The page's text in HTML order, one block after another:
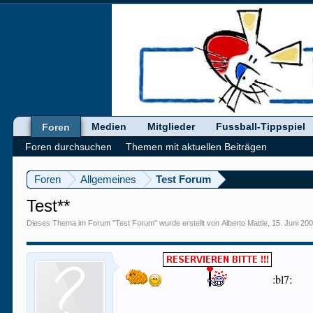
Foren Allgemeines Test Forum
Test**
Dieses Thema im Forum "Test Forum" wurde erstellt vonAlberto Mattle 15. Juni
:bl7:
Foren
Foren durchsuchen
Themen mit aktuellen Beiträgen
Medien Mitglieder Fussball-Tippspiel